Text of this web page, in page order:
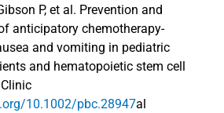
P, et al. Prevention and
anticipatory chemotherapy-
and vomiting in pediatric
and hematopoietic stem cell
10.1002/pbc.28947al